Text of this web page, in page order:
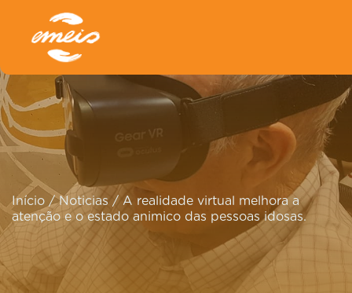
Início /Noticias / A realidade virtual melhora a
atenção e o estado animico das pessoas idosas.